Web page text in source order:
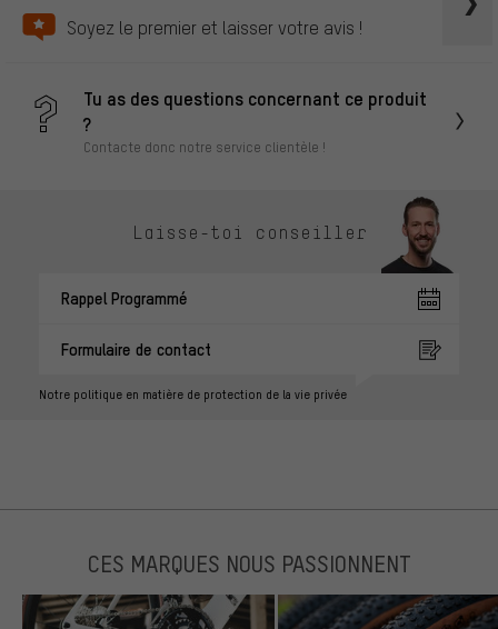
Soyez le premier et laisser votre avis !
Tu as des questions concernant ce produit
?
Contacte donc notre service clientèle !
Laisse-toi conseiller
Rappel Programmé
Formulaire de contact
Notre politique en matière de protection de la vie privée
CES MARQUES NOUS PASSIONNENT